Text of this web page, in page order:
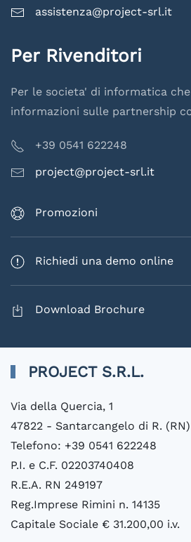
assistenza@project-srl.it
Per Rivenditori
Per le societa' di informatica
informazioni sulle partnership
+39 0541 622248
project@project-srl.it
Promozioni
Richiedi una demo online
Download Brochure
PROJECT S.R.L.
Via della Quercia, 1
47822 - Santarcangelo di R. (RN)
Telefono: +39 0541 622248
P.I. e C.F. 02203740408
R.E.A. RN 249197
Reg.Imprese Rimini n. 14135
Capitale Sociale € 31.200,00 i.v.